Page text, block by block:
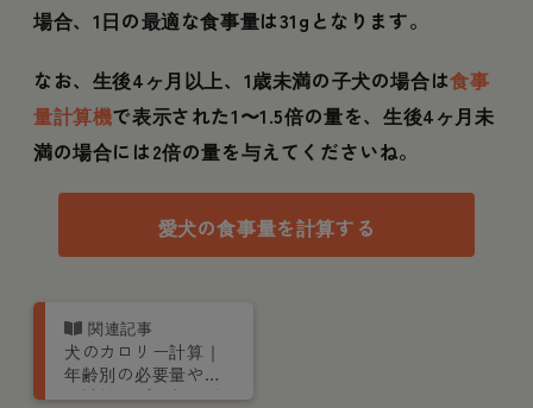
場合、1日の最適な食事量は31gとなります。
なお、生後4ヶ月以上、1歳未満の子犬の場合は食事
量計算機で表示された1〜1.5倍の量を、生後4ヶ月未
満の場合には2倍の量を与えてくださいね。
愛犬の食事量を計算する
犬のカロリー計算｜
年齢別の必要量や自
動計算アプリなど栄